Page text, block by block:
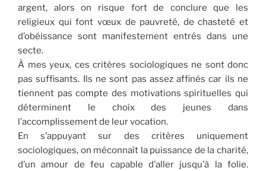
argent, alors on risque fort de conclure que les
religieux qui font vœux de pauvreté, de chasteté et
d’obéissance sont manifestement entrés dans une
secte.
À mes yeux, ces critères sociologiques ne sont donc
pas suffisants. Ils ne sont pas assez affinés car ils ne
tiennent pas compte des motivations spirituelles qui
déterminent le choix des jeunes dans
l’accomplissement de leur vocation.
En s’appuyant sur des critères uniquement
sociologiques, on méconnaît la puissance de la charité,
d’un amour de feu capable d’aller jusqu’à la folie.